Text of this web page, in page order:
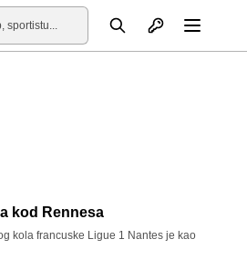
Otvori profil
kod Rennesa
kola francuske Ligue 1 Nantes je kao